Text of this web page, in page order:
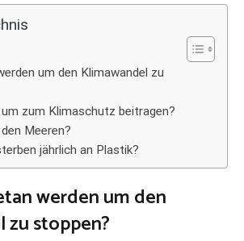
um den Klimawandel zu
zum Klimaschutz beitragen?
Meeren?
jährlich an Plastik?
werden um den
zu stoppen?